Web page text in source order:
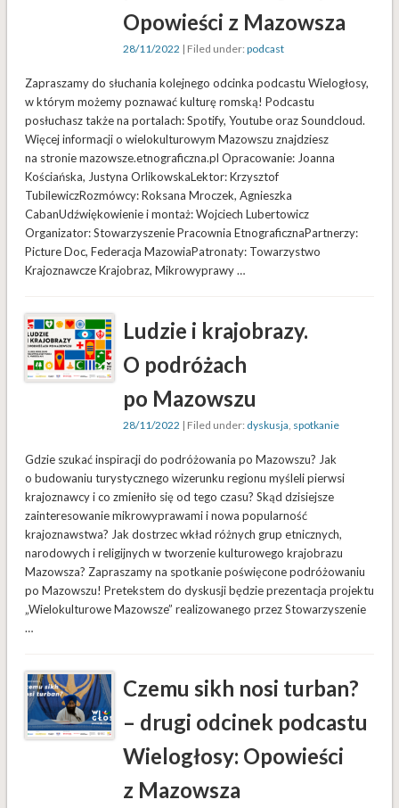
Opowieści z Mazowsza
28/11/2022 | Filed under:podcast
Zapraszamy do słuchania kolejnego odcinka podcastu Wielogłosy,
w którym możemy poznawać kulturę romską! Podcastu
posłuchasz także na portalach: Spotify, Youtube oraz Soundcloud.
Więcej informacji o wielokulturowym Mazowszu znajdziesz
na stronie mazowsze.etnograficzna.pl Opracowanie: Joanna
Kościańska, Justyna OrlikowskaLektor: Krzysztof
TubilewiczRozmówcy: Roksana Mroczek, Agnieszka
CabanUdźwiękowienie i montaż: Wojciech Lubertowicz
Organizator: Stowarzyszenie Pracownia EtnograficznaPartnerzy:
Picture Doc, Federacja MazowiaPatronaty: Towarzystwo
Krajoznawcze Krajobraz, Mikrowyprawy …
Ludzie i krajobrazy.
O podróżach
po Mazowszu
28/11/2022 | Filed under: dyskusja spotkanie
Gdzie szukać inspiracji do podróżowania po Mazowszu? Jak
o budowaniu turystycznego wizerunku regionu myśleli pierwsi
krajoznawcy i co zmieniło się od tego czasu? Skąd dzisiejsze
zainteresowanie mikrowyprawami i nowa popularność
krajoznawstwa? Jak dostrzec wkład różnych grup etnicznych,
narodowych i religijnych w tworzenie kulturowego krajobrazu
Mazowsza? Zapraszamy na spotkanie poświęcone podróżowaniu
po Mazowszu! Pretekstem do dyskusji będzie prezentacja projektu
„Wielokulturowe Mazowsze” realizowanego przez Stowarzyszenie
…
Czemu sikh nosi turban?
– drugi odcinek podcastu
Wielogłosy: Opowieści
z Mazowsza